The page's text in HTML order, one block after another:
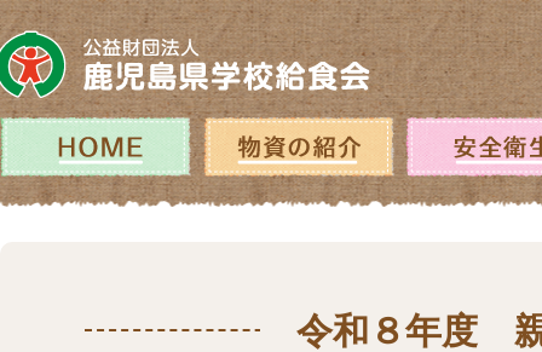
コ
ン
テ
ン
ツ
へ
ス
キ
ッ
プ
ホーム 物資の紹介
令和８年度